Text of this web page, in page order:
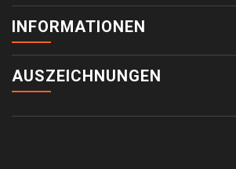
INFORMATIONEN
AUSZEICHNUNGEN